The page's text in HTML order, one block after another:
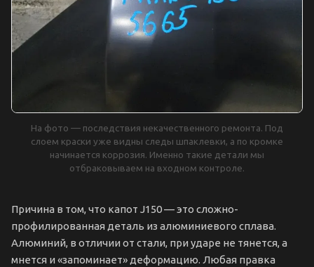
На фото — последствия некачественного ремонта. Под
слоем краски уже видны следы шпаклевки, а по кромке
начинается коррозия. Именно такие детали мы
отбраковываем на входном контроле.
Причина в том, что капот J150 — это сложно-
профилированная деталь из алюминиевого сплава.
Алюминий, в отличии от стали, при ударе не тянется, а
мнется и «запоминает» деформацию. Любая правка